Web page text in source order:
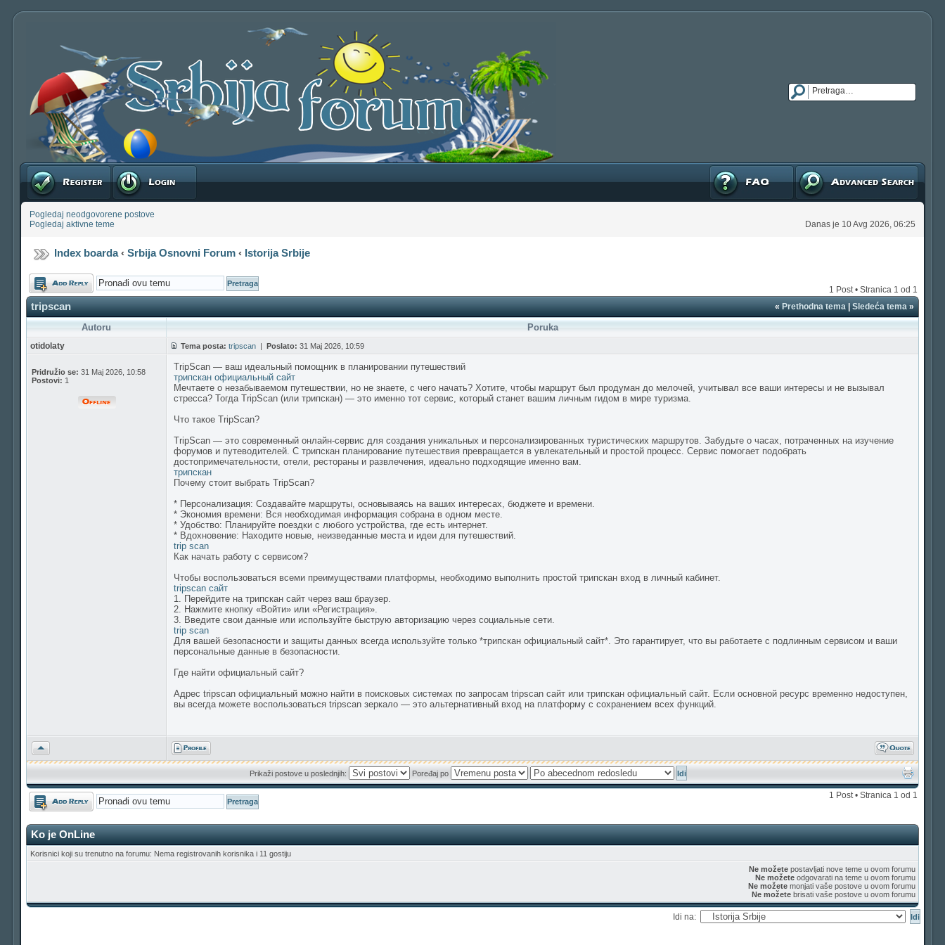
Registruj se Prijavite se Napredna pretraga
FAQ
Pogledaj neodgovorene postove
Pogledaj aktivne teme
Danas je 10 Avg 2026, 06:25
Index boarda‹Srbija Osnovni Forum ‹ Istorija Srbije
Odgovori
1 Post • Stranica 1 od 1
tripscan «Prethodna tema|Sledeća tema»
Autoru Poruka
otidolaty Tema posta: tripscan | Poslato: 31 Maj 2026, 10:59
Pridružio se: 31 Maj 2026, 10:58
Postovi: 1
TripScan — ваш идеальный помощник в планировании путешествий
трипскан официальный сайт
Мечтаете о незабываемом путешествии, но не знаете, с чего начать? Хотите, чтобы маршрут был продуман до мелочей, учитывал все ваши интересы и не вызывал
стресса? Тогда TripScan (или трипскан) — это именно тот сервис, который станет вашим личным гидом в мире туризма.
Что такое TripScan?
TripScan — это современный онлайн-сервис для создания уникальных и персонализированных туристических маршрутов. Забудьте о часах, потраченных на изучение
форумов и путеводителей. С трипскан планирование путешествия превращается в увлекательный и простой процесс. Сервис помогает подобрать
достопримечательности, отели, рестораны и развлечения, идеально подходящие именно вам.
трипскан
Почему стоит выбрать TripScan?
* Персонализация: Создавайте маршруты, основываясь на ваших интересах, бюджете и времени.
* Экономия времени: Вся необходимая информация собрана в одном месте.
* Удобство: Планируйте поездки с любого устройства, где есть интернет.
* Вдохновение: Находите новые, неизведанные места и идеи для путешествий.
trip scan
Как начать работу с сервисом?
Чтобы воспользоваться всеми преимуществами платформы, необходимо выполнить простой трипскан вход в личный кабинет.
tripscan сайт
1. Перейдите на трипскан сайт через ваш браузер.
2. Нажмите кнопку «Войти» или «Регистрация».
3. Введите свои данные или используйте быструю авторизацию через социальные сети.
trip scan
Для вашей безопасности и защиты данных всегда используйте только *трипскан официальный сайт*. Это гарантирует, что вы работаете с подлинным сервисом и ваши
персональные данные в безопасности.
Где найти официальный сайт?
Адрес tripscan официальный можно найти в поисковых системах по запросам tripscan сайт или трипскан официальный сайт. Если основной ресурс временно недоступен,
вы всегда можете воспользоваться tripscan зеркало — это альтернативный вход на платформу с сохранением всех функций.
Vrh
Prikaži postove u poslednjih: Poređaj po
Odgovori 1 Post • Stranica 1 od 1
Ko je OnLine
Korisnici koji su trenutno na forumu: Nema registrovanih korisnika i 11 gostiju
Ne možete postavljati nove teme u ovom forumu
Ne možete odgovarati na teme u ovom forumu
Ne možete monjati vaše postove u ovom forumu
Ne možete brisati vaše postove u ovom forumu
Idi na: